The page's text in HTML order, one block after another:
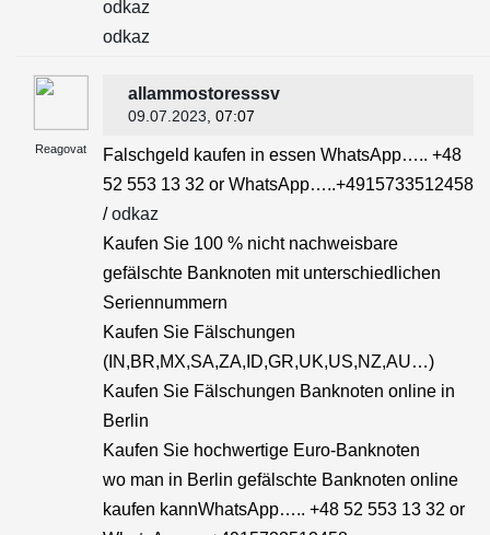
odkaz
odkaz
Reagovat
allammostoresssv
09.07.2023 , 07:07
Falschgeld kaufen in essen WhatsApp….. +48
52 553 13 32 or WhatsApp…..+4915733512458
/odkaz
Kaufen Sie 100 % nicht nachweisbare
gefälschte Banknoten mit unterschiedlichen
Seriennummern
Kaufen Sie Fälschungen
(IN,BR,MX,SA,ZA,ID,GR,UK,US,NZ,AU…)
Kaufen Sie Fälschungen Banknoten online in
Berlin
Kaufen Sie hochwertige Euro-Banknoten
wo man in Berlin gefälschte Banknoten online
kaufen kannWhatsApp….. +48 52 553 13 32 or